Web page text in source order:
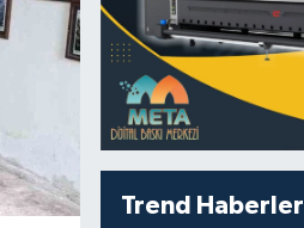
Trend Haberler